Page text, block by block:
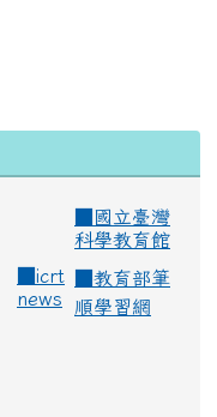
國立臺灣
科學教育館
icrt
news
教育部筆
順學習網